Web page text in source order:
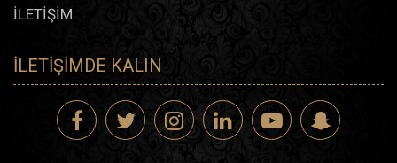
İLETİŞİM
İLETIŞIMDE KALIN